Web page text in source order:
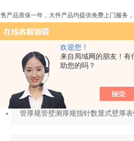
欢迎您！
来自局域网的朋友！有
助您的吗？
产品质保一年，大件产品均提供免费上门服务
“诚信经营、服务至上"的经营宗旨，以*的技
。